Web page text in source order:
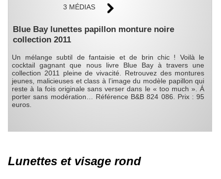
3 MÉDIAS
Blue Bay lunettes papillon monture noire
collection 2011
Un mélange subtil de fantaisie et de brin chic ! Voilà le
cocktail gagnant que nous livre Blue Bay à travers une
collection 2011 pleine de vivacité. Retrouvez des montures
jeunes, malicieuses et class à l’image du modèle papillon qui
reste à la fois originale sans verser dans le « too much ». Á
porter sans modération… Référence B&B 824 086. Prix : 95
euros.
Lunettes et visage rond